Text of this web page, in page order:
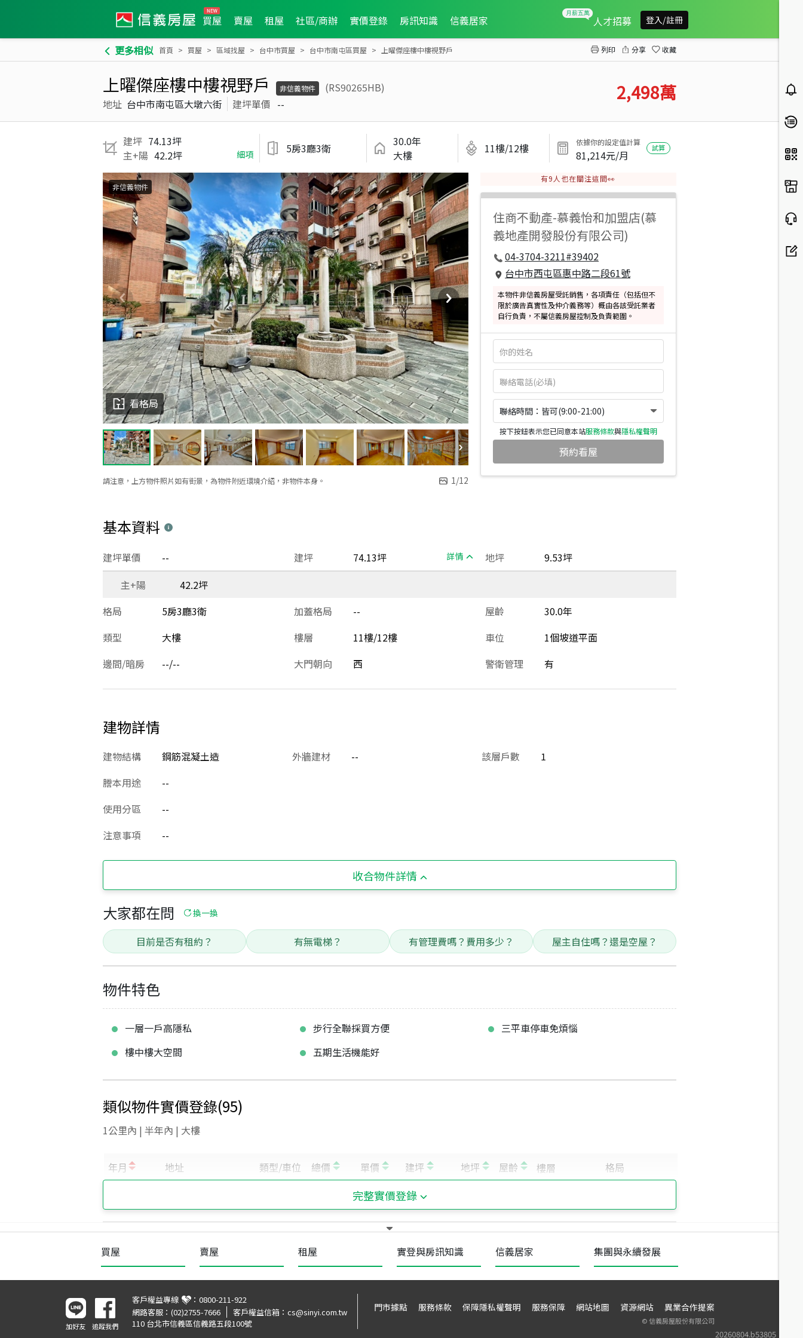
買屋 賣屋 租屋 社區/商辦 實價登錄 房訊知識 信義居家 人才招募 登入/註冊
更多相似 首頁 買屋 區域找屋 台中市買屋 台中市南屯區買屋 上曜傑座樓中樓視野戶 列印 分享 收藏
上曜傑座樓中樓視野戶 非信義物件
(RS90265HB)
地址 台中市南屯區大墩六街 建坪單價 -- 2,498萬
建坪 74.13坪
主+陽 42.2坪 細項 5房3廳3衛
30.0年
大樓
11樓/12樓 依據你的設定值計算
81,214元/月
試算
請注意，上方物件照片如有街景，為物件附近環境介紹，非物件本身。 1/12
看格局
非信義物件
有9 人也在關注這間👀
住商不動產-慕義怡和加盟店(慕
義地產開發股份有限公司)
04-3704-3211#39402
台中市西屯區惠中路二段61號
本物件非信義房屋受託銷售，各項責任（包括但不
限於廣告真實性及仲介義務等）概由各該受託業者
自行負責，不屬信義房屋控制及負責範圍。
聯絡時間：皆可(9:00-21:00)
按下按鈕表示您已同意本站服務條款與隱私權聲明
預約看屋
基本資料
建坪 74.13坪 詳情
建坪單價 -- 地坪
9.53坪
主+陽
42.2坪
格局
5房3廳3衛 加蓋格局 -- 屋齡
30.0年
類型
大樓 樓層 11樓/12樓 車位
1個坡道平面
邊間/暗房
--/-- 大門朝向 西 警衛管理 有
建物詳情
建物結構 鋼筋混凝土造 外牆建材 -- 該層戶數
1
謄本用途
--
使用分區
--
注意事項
--
收合物件詳情
大家都在問 換一換
目前是否有租約？ 有無電梯？ 有管理費嗎？費用多少？ 屋主自住嗎？還是空屋？
物件特色
一層一戶高隱私 步行全聯採買方便
三平車停車免煩惱
樓中樓大空間
五期生活機能好
類似物件實價登錄(95)
1公里內 | 半年內 | 大樓
完整實價登錄
買屋 賣屋 租屋 實登與房訊知識 信義居家 集團與永續發展
20260804.b53805
加好友 追蹤我們
客戶權益專線 ： 0800-211-922
網路客服： (02)2755-7666 客戶權益信箱： cs@sinyi.com.tw
110 台北市信義區信義路五段100號
門市據點 服務條款 保障隱私權聲明 服務保障 網站地圖 資源網站 異業合作提案
©信義房屋股份有限公司